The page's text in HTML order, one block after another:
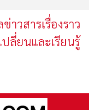
าวสารเรื่องราว
ลี่ยนและเรียนรู้